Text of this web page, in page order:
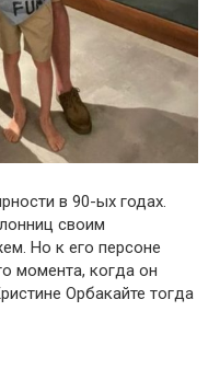
в 90-ых годах.
своим
Но к его персоне
момента, когда он
Орбакайте тогда